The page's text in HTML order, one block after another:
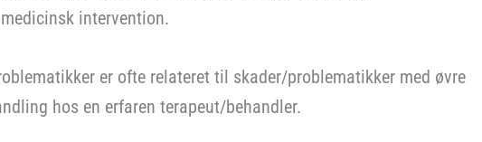
intervention.
er ofte relateret til skader/problematikker med øvre
hos en erfaren terapeut/behandler.